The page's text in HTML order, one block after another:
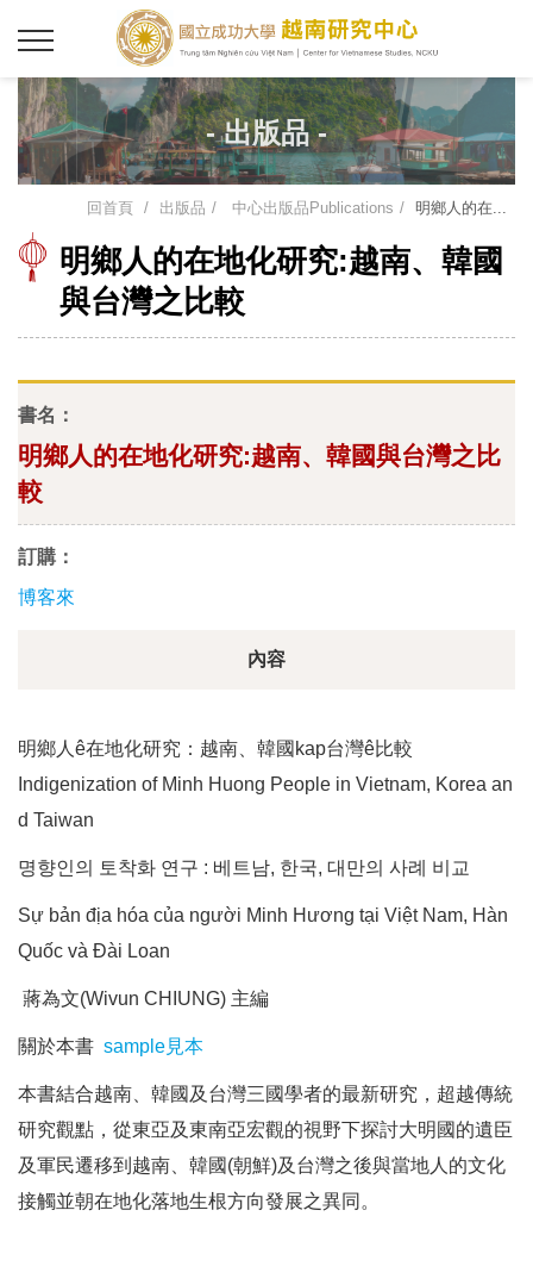
- 出版品 -
回首頁 出版品 中心出版品Publications 明鄉人的在...
明鄉人的在地化研究:越南、韓國
與台灣之比較
書名：
明鄉人的在地化研究:越南、韓國與台灣之比
較
訂購：
博客來
內容
明鄉人ê在地化研究：越南、韓國kap台灣ê比較
Indigenization of Minh Huong People in Vietnam, Korea an
d Taiwan
명향인의 토착화 연구 : 베트남, 한국, 대만의 사례 비교
Sự bản địa hóa của người Minh Hương tại Việt Nam, Hàn
Quốc và Đài Loan
蔣為文(Wivun CHIUNG) 主編
關於本書 sample見本
本書結合越南、韓國及台灣三國學者的最新研究，超越傳統
研究觀點，從東亞及東南亞宏觀的視野下探討大明國的遺臣
及軍民遷移到越南、韓國(朝鮮)及台灣之後與當地人的文化
接觸並朝在地化落地生根方向發展之異同。